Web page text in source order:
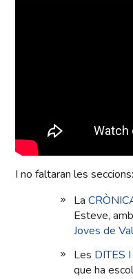
I no faltaran les seccions:
La
Esteve,
Joves de
Les DITES
que ha